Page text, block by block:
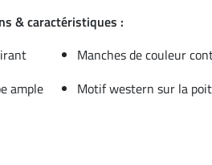
& caractéristiques :
Manches de couleur
ample
Motif western sur la